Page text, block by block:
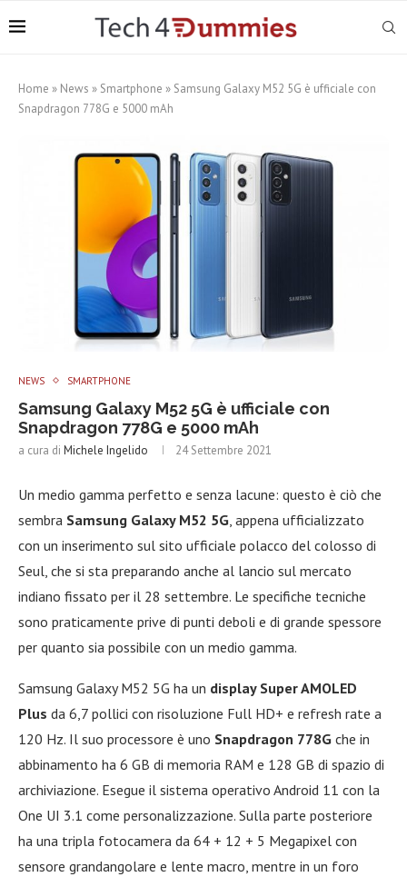
Home » News » Smartphone » Samsung Galaxy M52 5G è ufficiale con
Snapdragon 778G e 5000 mAh
NEWS SMARTPHONE
Samsung Galaxy M52 5G è ufficiale con
Snapdragon 778G e 5000 mAh
a cura di Michele Ingelido 24 Settembre 2021
Un medio gamma perfetto e senza lacune: questo è ciò che
sembra Samsung Galaxy M52 5G , appena ufficializzato
con un inserimento sul sito ufficiale polacco del colosso di
Seul, che si sta preparando anche al lancio sul mercato
indiano fissato per il 28 settembre. Le specifiche tecniche
sono praticamente prive di punti deboli e di grande spessore
per quanto sia possibile con un medio gamma.
Samsung Galaxy M52 5G ha un display Super AMOLED
Plus da 6,7 pollici con risoluzione Full HD+ e refresh rate a
120 Hz. Il suo processore è uno Snapdragon 778G che in
abbinamento ha 6 GB di memoria RAM e 128 GB di spazio di
archiviazione. Esegue il sistema operativo Android 11 con la
One UI 3.1 come personalizzazione. Sulla parte posteriore
ha una tripla fotocamera da 64 + 12 + 5 Megapixel con
sensore grandangolare e lente macro, mentre in un foro